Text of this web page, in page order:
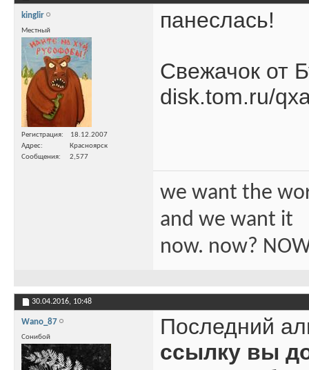
kinglir
Местный
Регистрация
18.12.2007
Адрес
Красноярск
Сообщения
2,577
панеслась!
Свежачок от
disk.tom.ru/
we want the
and we want it
now. now?
30.04.2016, 10:48
Wano_87
Сонибой
Последний
ссылку вы